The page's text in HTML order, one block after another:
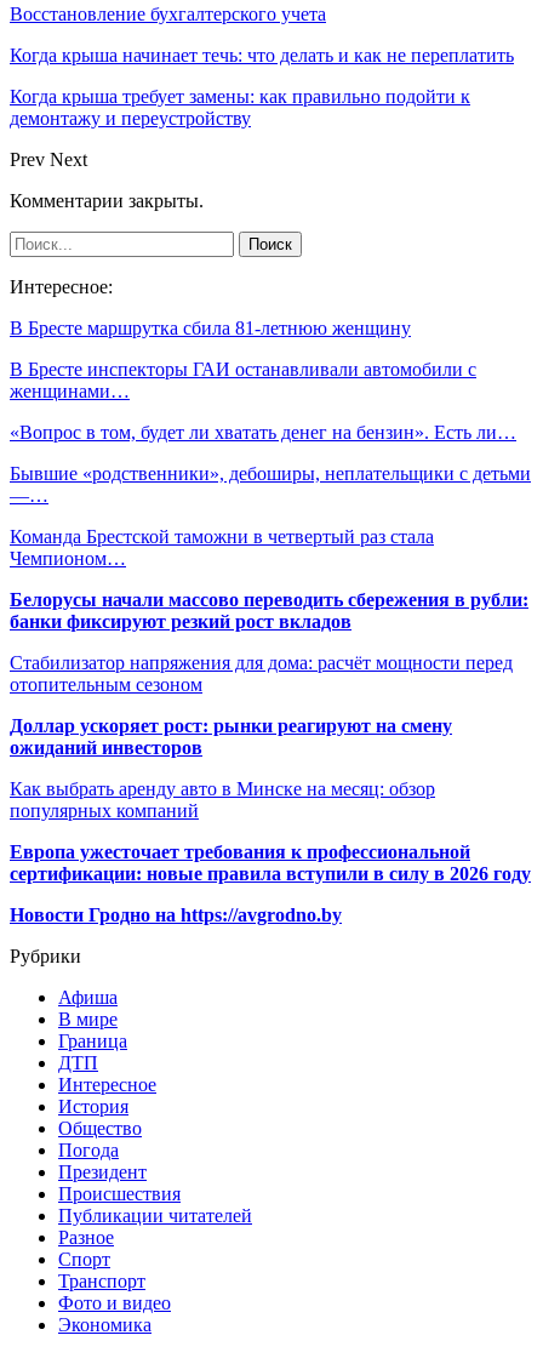
Восстановление бухгалтерского учета
Когда крыша начинает течь: что делать и как не переплатить
Когда крыша требует замены: как правильно подойти к
демонтажу и переустройству
Prev Next
Комментарии закрыты.
Интересное:
В Бресте маршрутка сбила 81-летнюю женщину
В Бресте инспекторы ГАИ останавливали автомобили с
женщинами…
«Вопрос в том, будет ли хватать денег на бензин». Есть ли…
Бывшие «родственники», дебоширы, неплательщики с детьми
—…
Команда Брестской таможни в четвертый раз стала
Чемпионом…
Белорусы начали массово переводить сбережения в рубли:
банки фиксируют резкий рост вкладов
Стабилизатор напряжения для дома: расчёт мощности перед
отопительным сезоном
Доллар ускоряет рост: рынки реагируют на смену
ожиданий инвесторов
Как выбрать аренду авто в Минске на месяц: обзор
популярных компаний
Европа ужесточает требования к профессиональной
сертификации: новые правила вступили в силу в 2026 году
Новости Гродно на https://avgrodno.by
Рубрики
Афиша
В мире
Граница
ДТП
Интересное
История
Общество
Погода
Президент
Происшествия
Публикации читателей
Разное
Спорт
Транспорт
Фото и видео
Экономика